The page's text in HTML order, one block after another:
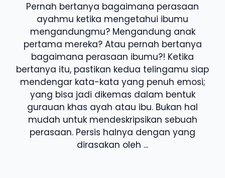
Pernah bertanya bagaimana perasaan
ayahmu ketika mengetahui ibumu
mengandungmu? Mengandung anak
pertama mereka? Atau pernah bertanya
bagaimana perasaan ibumu?! Ketika
bertanya itu, pastikan kedua telingamu siap
mendengar kata-kata yang penuh emosi;
yang bisa jadi dikemas dalam bentuk
gurauan khas ayah atau ibu. Bukan hal
mudah untuk mendeskripsikan sebuah
perasaan. Persis halnya dengan yang
dirasakan oleh ...